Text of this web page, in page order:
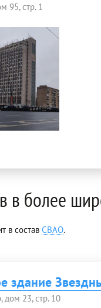
95, стр. 1
в более
в состав СВАО.
здание
дом 23, стр. 10